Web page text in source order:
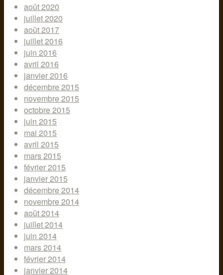
août 2020
juillet 2020
août 2017
juillet 2016
juin 2016
avril 2016
janvier 2016
décembre 2015
novembre 2015
octobre 2015
juin 2015
mai 2015
avril 2015
mars 2015
février 2015
janvier 2015
décembre 2014
novembre 2014
août 2014
juillet 2014
juin 2014
mars 2014
février 2014
janvier 2014